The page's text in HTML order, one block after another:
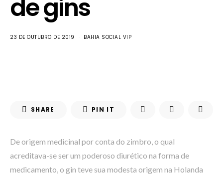
de gins
23 DE OUTUBRO DE 2019 BAHIA SOCIAL VIP
SHARE PIN IT
De origem medicinal por conta do zimbro, o qual
acreditava-se ser um poderoso diurético na forma de
medicamento, o gin teve sua modesta origem na Holanda